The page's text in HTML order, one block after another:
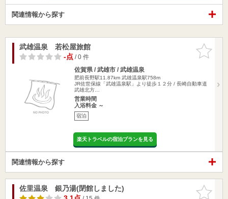
関連情報から探す
お気に入
りに追加
武雄温泉 若松屋旅館
-点/ 0 件
佐賀県 / 武雄市 / 武雄温泉
肥前長野駅11.87km 武雄温泉駅758m
JR佐世保線「武雄温泉駅」より徒歩１２分 / 長崎自動車道
武雄北方…
営業時間
入浴料金 ～
宿泊
楽天トラベルの宿泊プランを見る
関連情報から探す
お気に入
りに追加
佐里温泉 銀乃湯(閉館しました)